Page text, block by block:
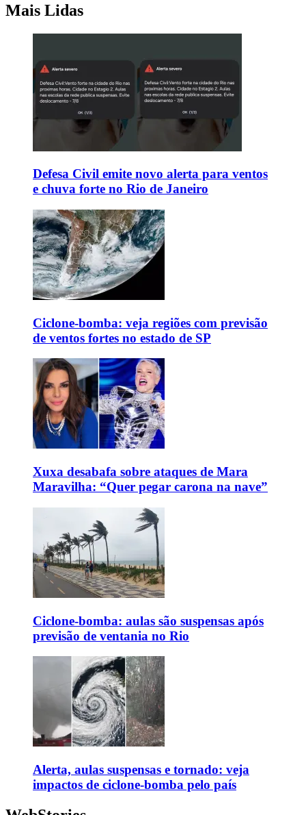
Mais Lidas
Defesa Civil emite novo alerta para ventos
e chuva forte no Rio de Janeiro
Ciclone-bomba: veja regiões com previsão
de ventos fortes no estado de SP
Xuxa desabafa sobre ataques de Mara
Maravilha: “Quer pegar carona na nave”
Ciclone-bomba: aulas são suspensas após
previsão de ventania no Rio
Alerta, aulas suspensas e tornado: veja
impactos de ciclone-bomba pelo país